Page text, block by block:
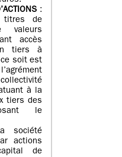
:
titres de
accès
tiers à
soit est
à la
tiers des
le
société
actions
de